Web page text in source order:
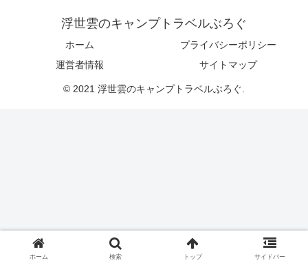
浮世雲のキャンプトラベルぶろぐ
ホーム
プライバシーポリシー
運営者情報
サイトマップ
© 2021 浮世雲のキャンプトラベルぶろぐ.
ホーム 検索 トップ サイドバー